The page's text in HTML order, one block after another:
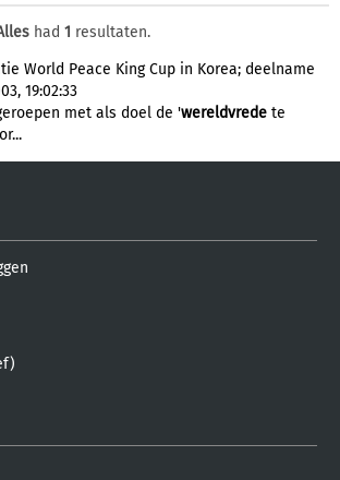
had 1 resultaten.
World Peace King Cup in Korea; deelname
19:02:33
met als doel de 'wereldvrede te